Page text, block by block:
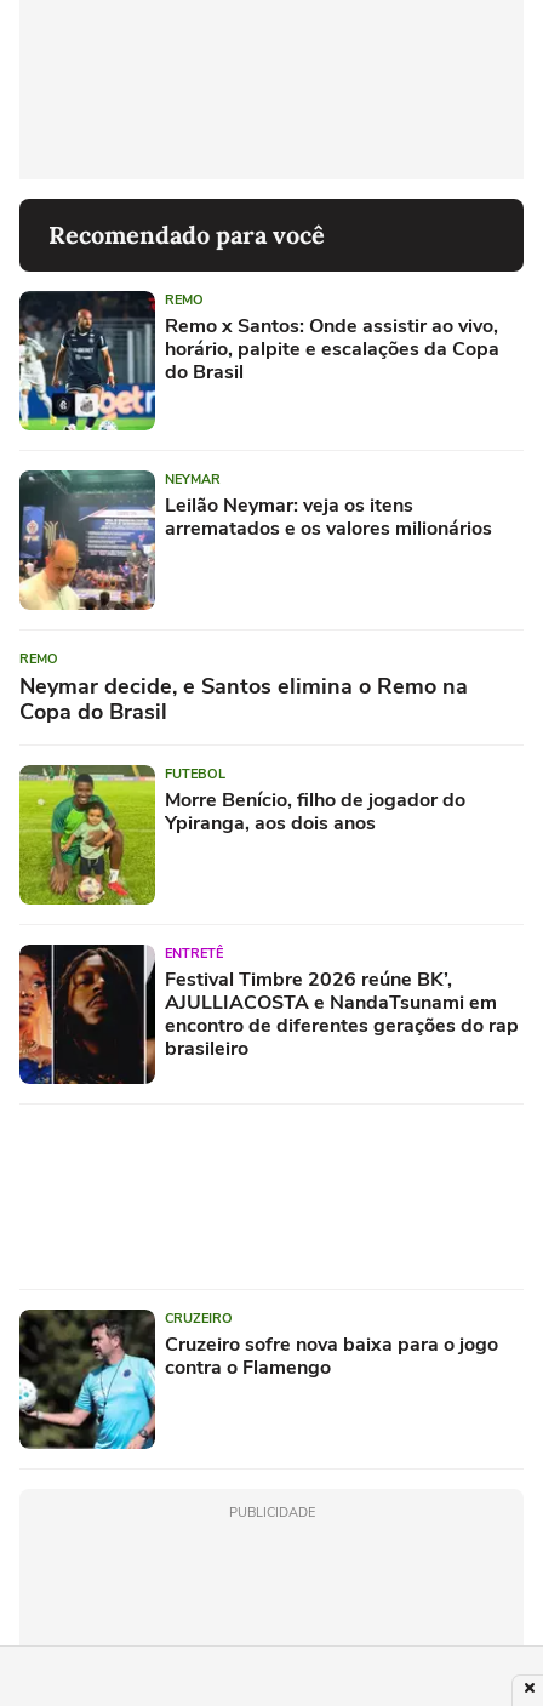
Recomendado para você
REMO
Remo x Santos: Onde assistir ao vivo,
horário, palpite e escalações da Copa
do Brasil
NEYMAR
Leilão Neymar: veja os itens
arrematados e os valores milionários
REMO
Neymar decide, e Santos elimina o Remo na
Copa do Brasil
FUTEBOL
Morre Benício, filho de jogador do
Ypiranga, aos dois anos
ENTRETÊ
Festival Timbre 2026 reúne BK’,
AJULLIACOSTA e NandaTsunami em
encontro de diferentes gerações do rap
brasileiro
CRUZEIRO
Cruzeiro sofre nova baixa para o jogo
contra o Flamengo
PUBLICIDADE